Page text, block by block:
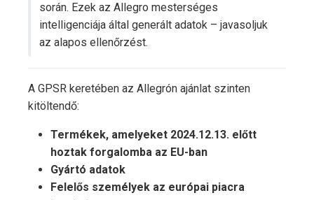
során. Ezek az Allegro mesterséges
intelligenciája által generált adatok – javasoljuk
az alapos ellenőrzést.
A GPSR keretében az Allegrón ajánlat szinten
kitöltendő:
Termékek, amelyeket 2024.12.13. előtt
hoztak forgalomba az EU-ban
Gyártó adatok
Felelős személyek az európai piacra